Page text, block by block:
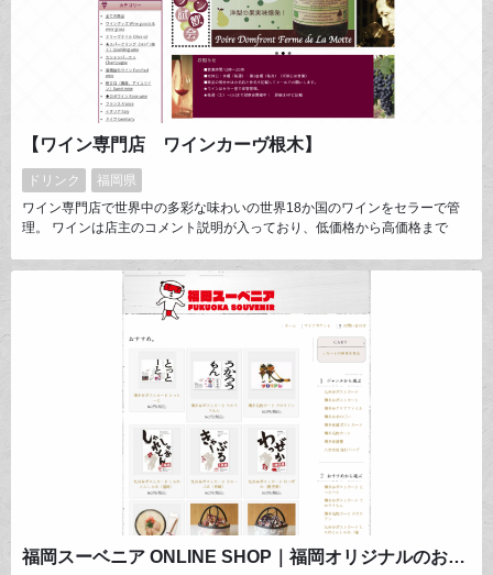
【ワイン専門店 ワインカーヴ根木】
ドリンク
福岡県
ワイン専門店で世界中の多彩な味わいの世界18か国のワインをセラーで管
理。 ワインは店主のコメント説明が入っており、低価格から高価格まで
別、など様々な分類があります。 お客様のワイン選びの相談もメールでお
福岡スーベニア ONLINE SHOP｜福岡オリジナルのおみやげ